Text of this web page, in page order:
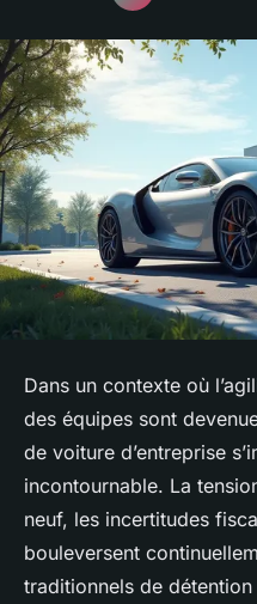
Dans un contexte où
des équipes sont
de voiture d’entreprise
incontournable. La
neuf, les incertitudes
bouleversent
traditionnels de